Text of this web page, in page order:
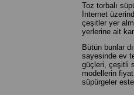
Toz torbalı
İnternet
çeşitler yer
yerlerine ait
Bütün bunlar
sayesinde ev
güçleri, çeşitli
modellerin
süpürgeler